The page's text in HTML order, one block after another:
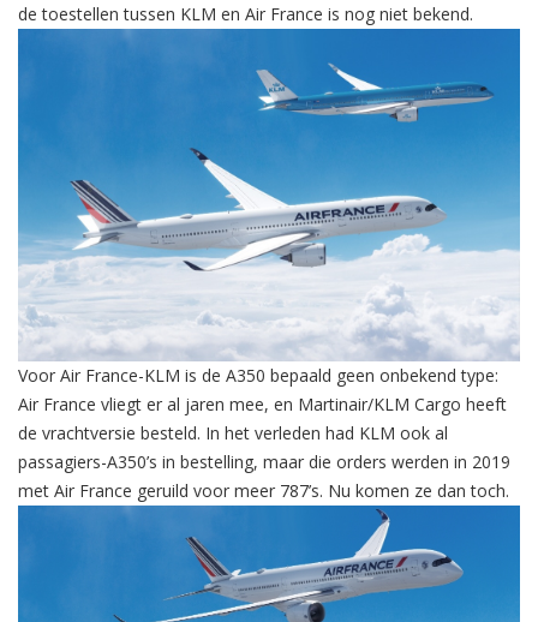
de toestellen tussen KLM en Air France is nog niet bekend.
Voor Air France-KLM is de A350 bepaald geen onbekend type:
Air France vliegt er al jaren mee, en Martinair/KLM Cargo heeft
de vrachtversie besteld. In het verleden had KLM ook al
passagiers-A350’s in bestelling, maar die orders werden in 2019
met Air France geruild voor meer 787’s. Nu komen ze dan toch.